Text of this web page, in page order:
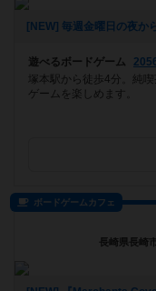
遊べるボードゲーム
塚本駅から徒歩4分。純
ゲームを楽しめます。
ボードゲームカフェ
長崎県長崎